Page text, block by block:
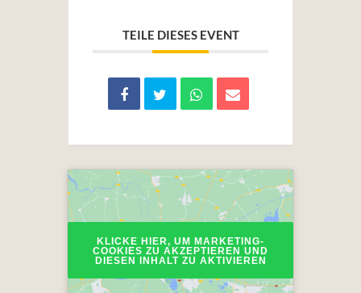
TEILE DIESES EVENT
KLICKE HIER, UM MARKETING-
COOKIES ZU AKZEPTIEREN UND
DIESEN INHALT ZU AKTIVIEREN